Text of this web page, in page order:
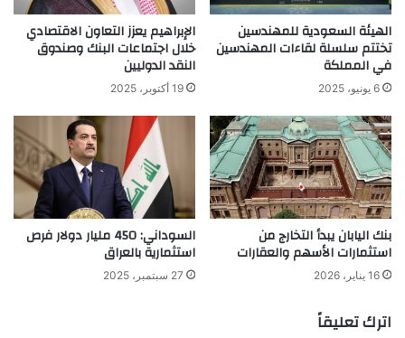
الهيئة السعودية للمهندسين
تختتم سلسلة لقاءات المهندسين
في المملكة
6 يونيو، 2025
الإبراهيم يعزز التعاون الاقتصادي
خلال اجتماعات البنك وصندوق
النقد الدوليين
19 أكتوبر، 2025
بنك اليابان يبدأ التخارج من
استثمارات الأسهم والعقارات
16 يناير، 2026
السوداني: 450 مليار دولار فرص
استثمارية بالعراق
27 سبتمبر، 2025
اترك تعليقاً